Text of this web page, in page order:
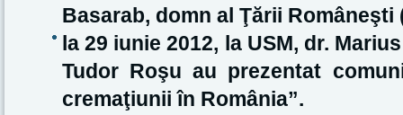
Basarab, domn al Ţării Româneşti
la 29 iunie 2012, la USM, dr.
Tudor Roşu au prezentat
cremaţiunii în România”.